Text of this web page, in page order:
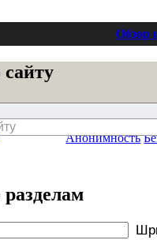
Обзор
Анонимность